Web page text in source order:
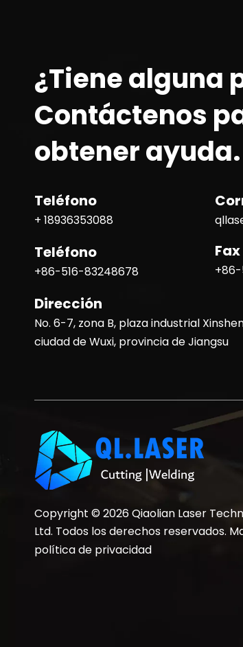
¿Tiene alguna
Contáctenos
obtener ayuda.
Teléfono
+ 18936353088
Teléfono
+86-516-83248678
Fax
Dirección
No. 6-7, zona B, plaza industrial
ciudad de Wuxi, provincia de Jiangsu
Copyright © 2026Qiaolian Laser
Ltd. Todos los derechos reservados.
política de privacidad